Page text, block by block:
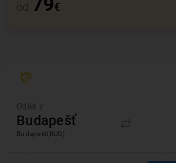
od €
Odlet z
Budapešť
Budapešť(BUD)